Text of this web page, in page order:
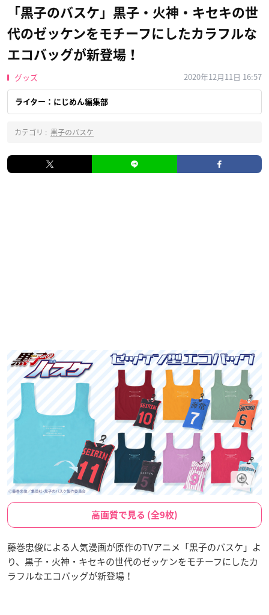
「黒子のバスケ」黒子・火神・キセキの世
代のゼッケンをモチーフにしたカラフルな
エコバッグが新登場！
グッズ 2020年12月11日 16:57
ライター：にじめん編集部
カテゴリ : 黒子のバスケ
高画質で見る (全9枚)
藤巻忠俊による人気漫画が原作のTVアニメ「黒子のバスケ」よ
り、黒子・火神・キセキの世代のゼッケンをモチーフにしたカ
ラフルなエコバッグが新登場！